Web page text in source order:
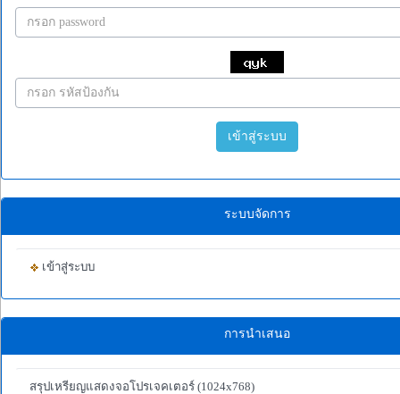
เข้าสู่ระบบ
ระบบจัดการ
เข้าสู่ระบบ
การนำเสนอ
สรุปเหรียญแสดงจอโปรเจคเตอร์ (1024x768)